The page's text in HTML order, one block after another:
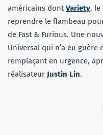
américains dont Variety, le
reprendre le flambeau
de Fast & Furious. Une
Universal qui n’a eu guère
remplaçant en urgence,
réalisateur Justin Lin.